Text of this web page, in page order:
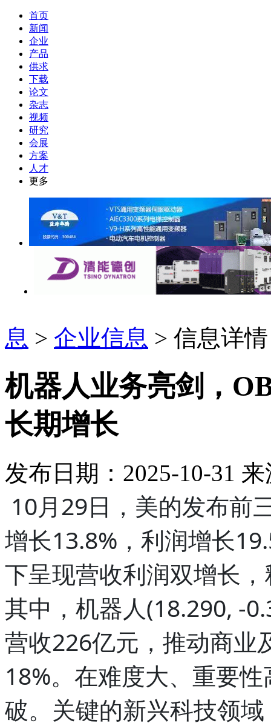
首页
新闻
企业
产品
供求
下载
论文
杂志
视频
研究
会展
方案
人才
更多
息 > 企业信息 > 信息详情
机器人业务亮剑，
长期增长
发布日期：2025-10-31 来
10月29日，美的发布前
增长13.8%，利润增长
下呈现营收利润双增长
其中，机器人(18.290, -
营收226亿元，推动商业
18%。在难度大、重要
破。关键的新兴科技领